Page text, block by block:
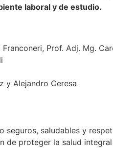
laboral y de estudio.
Franconeri, Prof. Adj. Mg.
y Alejandro Ceresa
seguros, saludables y
de proteger la salud